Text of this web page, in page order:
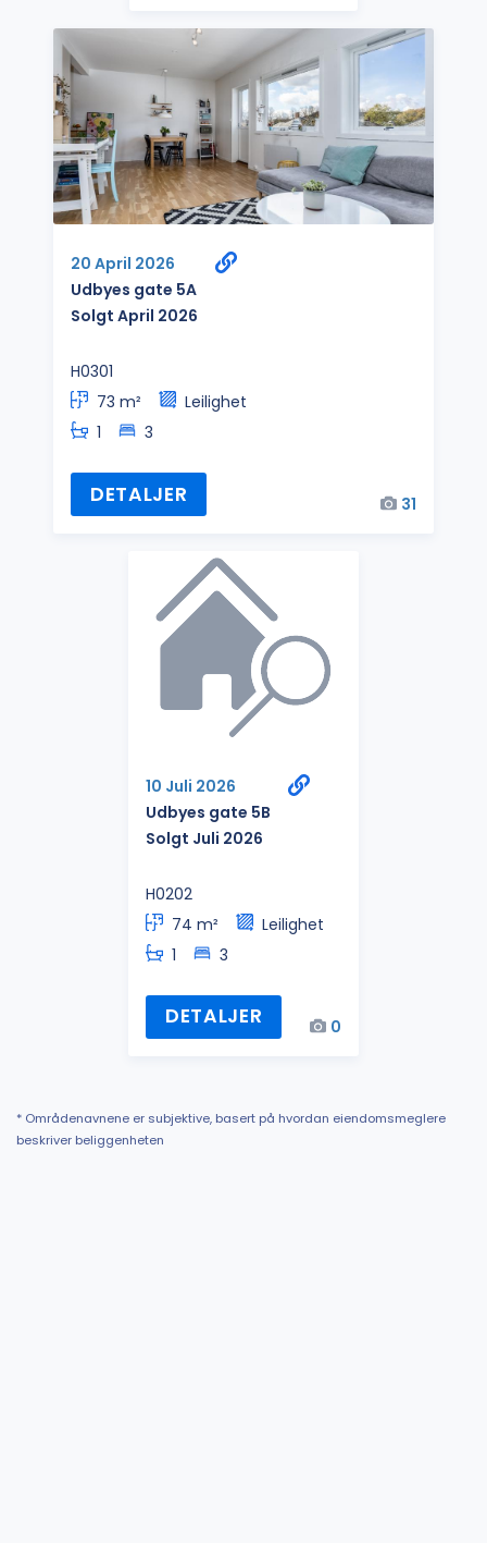
20 April 2026
Udbyes gate 5A
Solgt April 2026
H0301
73 m²
Leilighet
1
3
DETALJER 31
10 Juli 2026
Udbyes gate 5B
Solgt Juli 2026
H0202
74 m²
Leilighet
1
3
DETALJER 0
* Områdenavnene er subjektive, basert på hvordan eiendomsmeglere
beskriver beliggenheten